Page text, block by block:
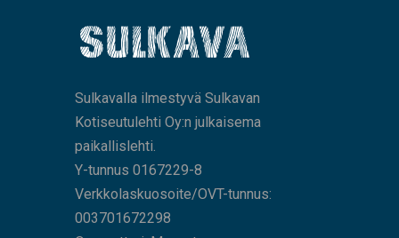
Sulkavalla ilmestyvä Sulkavan
Kotiseutulehti Oy:n julkaisema
paikallislehti.
Y-tunnus 0167229-8
Verkkolaskuosoite/OVT-tunnus:
003701672298